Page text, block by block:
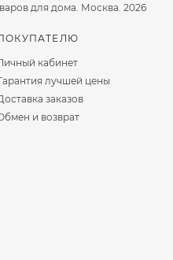
кабинет
лучшей цены
заказов
и возврат
для дома. Москва. 2026